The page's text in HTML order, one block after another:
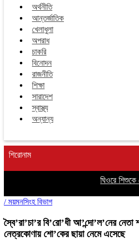
অর্থনীতি
আন্তর্জাতিক
খেলাধুলা
অপরাধ
চাকরি
বিনোদন
রাজনীতি
শিক্ষা
সারাদেশ
স্বাস্থ্য
অন্যান্য
শিরোনাম
ঘিওরে শিশুকে
/ ময়মনসিংহ বিভাগ
স্বৈ’রা’চা’র বি’রো’ধী আ’ন্দো’ল’নের
নেত্রকোণায় শো’কের ছায়া নেমে এসেছে